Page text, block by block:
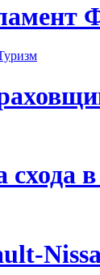
схода